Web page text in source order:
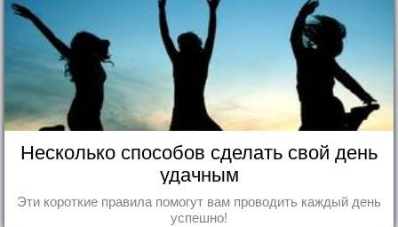
Несколько способов сделать свой день
удачным
Эти короткие правила помогут вам проводить каждый день
успешно!